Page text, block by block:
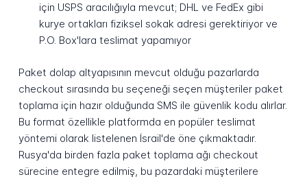
için USPS aracılığıyla mevcut; DHL ve FedEx gibi
kurye ortakları fiziksel sokak adresi gerektiriyor ve
P.O. Box'lara teslimat yapamıyor
Paket dolap altyapısının mevcut olduğu pazarlarda
checkout sırasında bu seçeneği seçen müşteriler paket
toplama için hazır olduğunda SMS ile güvenlik kodu alırlar.
Bu format özellikle platformda en popüler teslimat
yöntemi olarak listelenen İsrail'de öne çıkmaktadır.
Rusya'da birden fazla paket toplama ağı checkout
sürecine entegre edilmiş, bu pazardaki müşterilere